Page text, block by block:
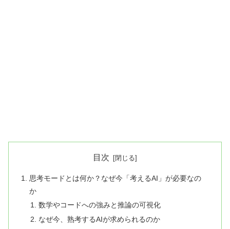
目次
思考モードとは何か？なぜ今「考えるAI」が必要なの
か
数学やコードへの強みと推論の可視化
なぜ今、熟考するAIが求められるのか